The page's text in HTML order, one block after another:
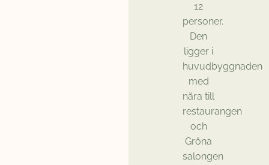
12
personer.
Den
ligger i
huvudbyggnaden
med
nära till
restaurangen
och
Gröna
salongen